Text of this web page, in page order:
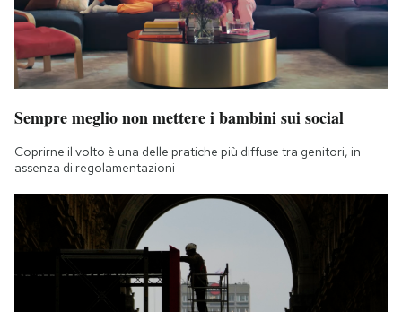
Sempre meglio non mettere i bambini sui social
Coprirne il volto è una delle pratiche più diffuse tra genitori, in
assenza di regolamentazioni